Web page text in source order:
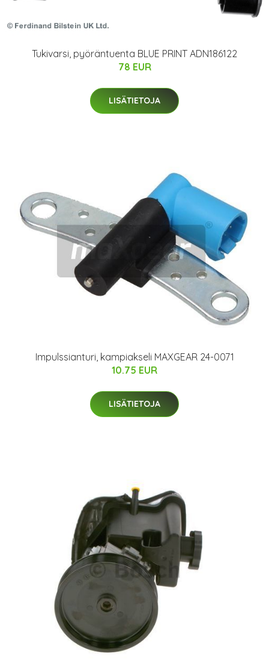
Tukivarsi, pyöräntuenta BLUE PRINT ADN186122
78 EUR
LISÄTIETOJA
Impulssianturi, kampiakseli MAXGEAR 24-0071
10.75 EUR
LISÄTIETOJA